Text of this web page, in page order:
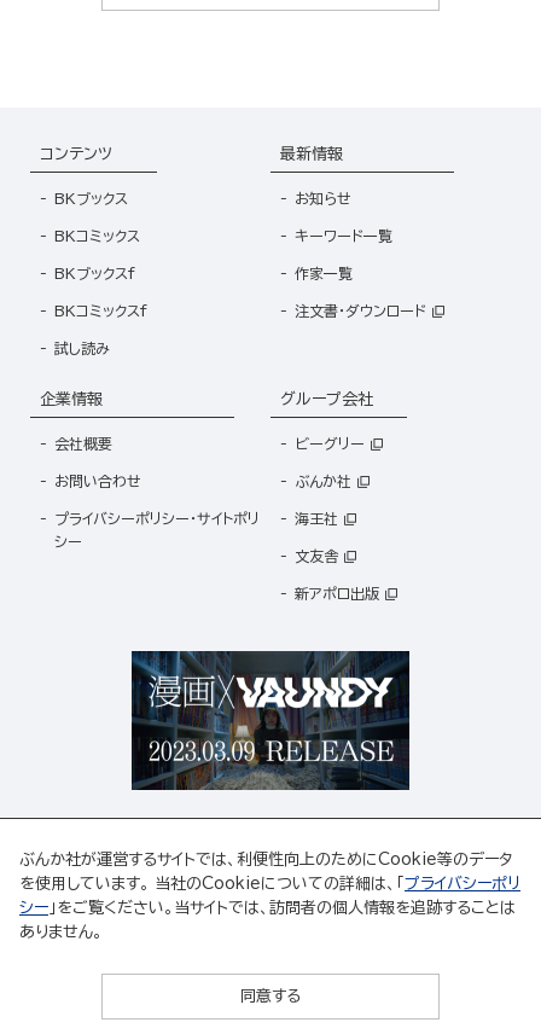
コンテンツ
BKブックス
BKコミックス
BKブックスf
BKコミックスf
試し読み
最新情報
お知らせ
キーワード一覧
作家一覧
注文書・ダウンロード
企業情報
会社概要
お問い合わせ
プライバシーポリシー・サイトポリ
シー
グループ会社
ビーグリー
ぶんか社
海王社
文友舎
新アポロ出版
ABJマークは、この電子書店・電子書籍配信サービスが、著作権者からコンテンツ使用許諾を
得た正規版配信サービスであることを示す登録商標(登録番号 第6091713号)です。
https://aebs.or.jp/
ぶんか社が運営するサイトでは、利便性向上のためにCookie等のデータ
を使用しています。 当社のCookieについての詳細は、「 プライバシーポリ
シー 」をご覧ください。当サイトでは、訪問者の個人情報を追跡することは
ありません。
同意する